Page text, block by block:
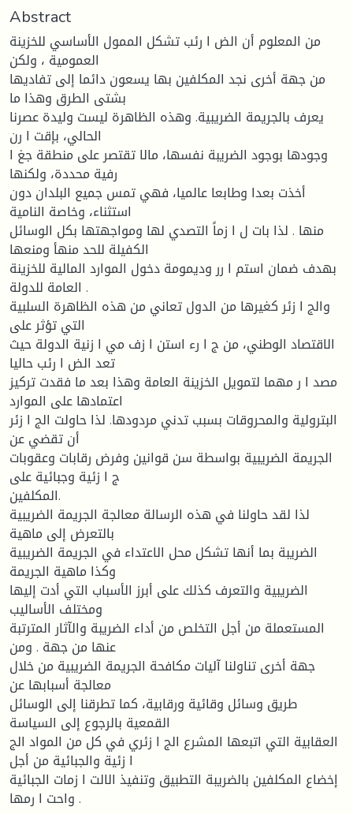
Abstract
من المعلوم أن الض ا رئب تشكل الممول الأساسي للخزينة
العمومية ، ولكن
من جهة أخرى نجد المكلفين بها يسعون دائما إلى تفاديها
بشتى الطرق وهذا ما
يعرف بالجريمة الضريبية. وهذه الظاهرة ليست وليدة عصرنا
الحالي، بإقت ا رن
وجودها بوجود الضريبة نفسها، مالا تقتصر على منطقة جغ ا
رفية محددة، ولكنها
أخذت بعدا وطابعا عالميا، فهي تمس جميع البلدان دون
استثناء، وخاصة النامية
منها . لذا بات ل ا زماً التصدي لها ومواجهتها بكل الوسائل
الكفيلة للحد منهأ ومنعها
بهدف ضمان استم ا رر وديمومة دخول الموارد المالية للخزينة
العامة للدولة .
والج ا زئر كغيرها من الدول تعاني من هذه الظاهرة السلبية
التي تؤثر على
الاقتصاد الوطني، من ج ا رء استن ا زف مي ا زنية الدولة حيث
تعد الض ا رئب حاليا
مصد ا ر مهما لتمويل الخزينة العامة وهذا بعد ما فقدت تركيز
اعتمادها على الموارد
البترولية والمحروقات بسبب تدني مردودها. لذا حاولت الج ا زئر
أن تقضي عن
الجريمة الضريبية بواسطة سن قوانين وفرض رقابات وعقوبات
ج ا زئية وجبائية على
المكلفين.
لذا لقد حاولنا في هذه الرسالة معالجة الجريمة الضريبية
بالتعرض إلى ماهية
الضريبة بما أنها تشكل محل الاعتداء في الجريمة الضريبية
وكذا ماهية الجريمة
الضريبية والتعرف كذلك على أبرز الأسباب التي أدت إليها
ومختلف الأساليب
المستعملة من أجل التخلص من أداء الضريبة والآثار المترتبة
عنها من جهة . ومن
جهة أخرى تناولنا آليات مكافحة الجريمة الضريبية من خلال
معالجة أسبابها عن
طريق وسائل وقائية ورقابية، كما تطرقنا إلى الوسائل
القمعية بالرجوع إلى السياسة
العقابية التي اتبعها المشرع الج ا زئري في كل من المواد الج
ا زئية والجبائية من أجل
إخضاع المكلفين بالضريبة التطبيق وتنفيذ الالت ا زمات الجبائية
واحت ا رمها .